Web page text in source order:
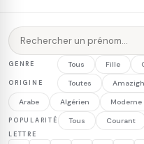
GENRE Tous Fille
ORIGINE Toutes Amazigh
Arabe Algérien Moderne
POPULARITÉ Tous Courant
LETTRE